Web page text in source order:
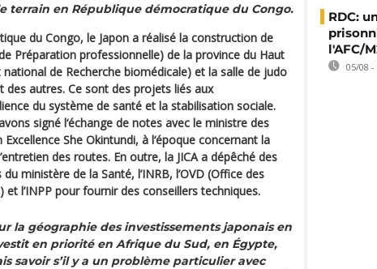
terrain en République démocratique du Congo.
du Congo, le Japon a réalisé la construction de
Préparation professionnelle) de la province du Haut
national de Recherche biomédicale) et la salle de judo
des autres. Ce sont des projets liés aux
du système de santé et la stabilisation sociale.
signé l‘échange de notes avec le ministre des
She Okintundi, à l‘époque concernant la
des routes. En outre, la JICA a dépêché des
ministère de la Santé, l’INRB, l’OVD (Office des
et l’INPP pour fournir des conseillers techniques.
la géographie des investissements japonais en
en priorité en Afrique du Sud, en Égypte,
savoir s’il y a un problème particulier avec
RDC:
l'AFC/
05/08 -